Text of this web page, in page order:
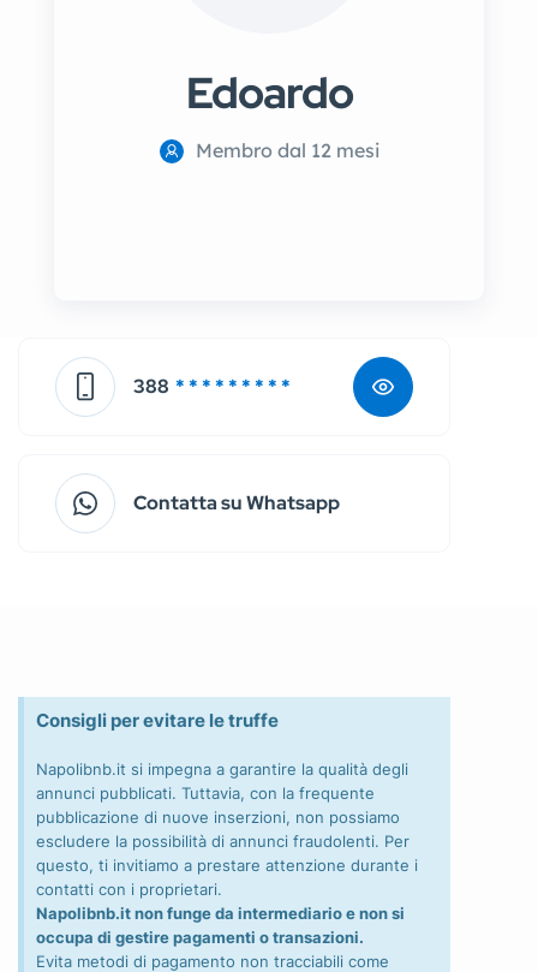
Edoardo
Membro dal 12 mesi
388 * * * * * * * * *
Contatta su Whatsapp
Consigli per evitare le truffe
Napolibnb.it si impegna a garantire la qualità degli
annunci pubblicati. Tuttavia, con la frequente
pubblicazione di nuove inserzioni, non possiamo
escludere la possibilità di annunci fraudolenti. Per
questo, ti invitiamo a prestare attenzione durante i
contatti con i proprietari.
Napolibnb.it non funge da intermediario e non si
occupa di gestire pagamenti o transazioni.
Evita metodi di pagamento non tracciabili come